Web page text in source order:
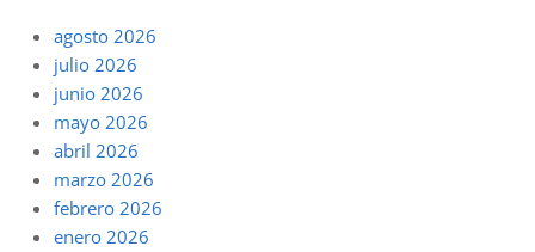
agosto 2026
julio 2026
junio 2026
mayo 2026
abril 2026
marzo 2026
febrero 2026
enero 2026